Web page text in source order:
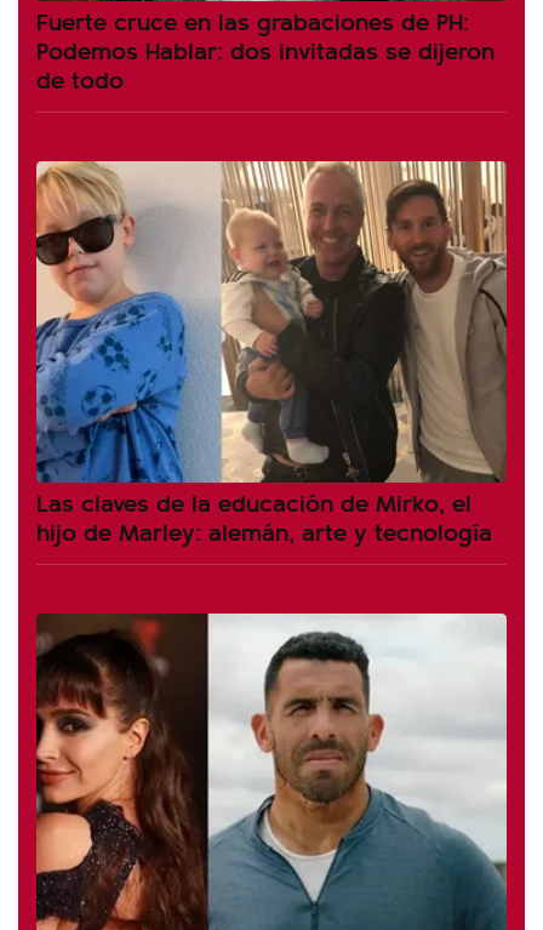
Fuerte cruce en las grabaciones de PH:
Podemos Hablar: dos invitadas se dijeron
de todo
Las claves de la educación de Mirko, el
hijo de Marley: alemán, arte y tecnología